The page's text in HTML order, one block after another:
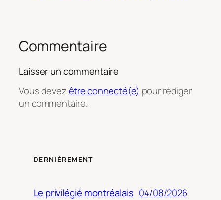
Commentaire
Laisser un commentaire
Vous devezêtre connecté(e) pour rédiger
un commentaire.
DERNIÈREMENT
Le privilégié montréalais 04/08/2026